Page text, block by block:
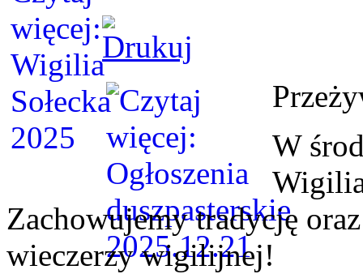
W
Zachowujemy tradycję
wieczerzy wigilijnej!